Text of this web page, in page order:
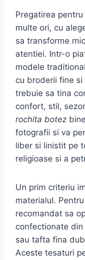
Pregatirea
multe ori, cu
sa transforme
atentiei. Intr-o
modele
cu broderii fine
trebuie sa tina
confort, stil,
rochita botez
fotografii si va
liber si linistit pe
religioase si a
Un prim criteriu
materialul.
recomandat sa
confectionate
sau tafta fina
Aceste tesaturi